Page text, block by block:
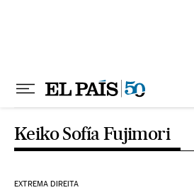
Keiko Sofía Fujimori
EXTREMA DIREITA